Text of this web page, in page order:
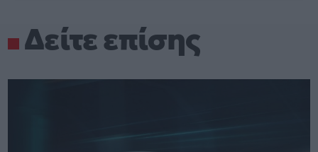
Δείτε επίσης